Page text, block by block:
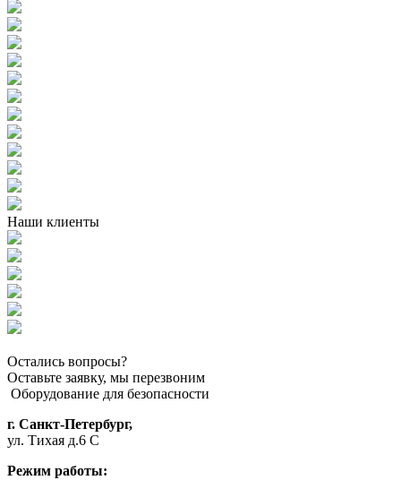
Наши клиенты
Остались вопросы?
Оставьте заявку, мы перезвоним
Оборудование для безопасности
г. Санкт-Петербург,
ул. Тихая д.6 С
Режим работы: